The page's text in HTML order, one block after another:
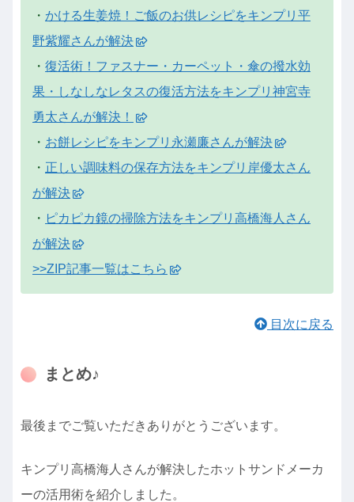
・ かける生姜焼！ご飯のお供レシピをキンプリ平
野紫耀さんが解決
・ 復活術！ファスナー・カーペット・傘の撥水効
果・しなしなレタスの復活方法をキンプリ神宮寺
勇太さんが解決！
・ お餅レシピをキンプリ永瀬廉さんが解決
・ 正しい調味料の保存方法をキンプリ岸優太さん
が解決
・ ピカピカ鏡の掃除方法をキンプリ高橋海人さん
が解決
>>ZIP記事一覧はこちら
目次に戻る
まとめ♪
最後までご覧いただきありがとうございます。
キンプリ高橋海人さんが解決したホットサンドメーカ
ーの活用術を紹介しました。